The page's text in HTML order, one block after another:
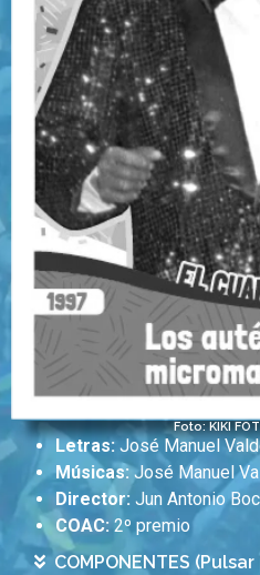
Foto: KIKI
Letras:José Manuel
Músicas:José Manuel
Director: Jun Antonio
COAC: 2º premio
COMPONENTES